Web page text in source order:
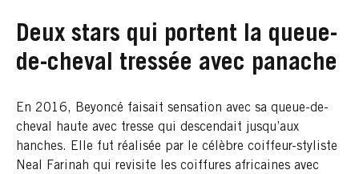
Deux stars qui portent la queue-
de-cheval tressée avec panache
En 2016, Beyoncé faisait sensation avec sa queue-de-
cheval haute avec tresse qui descendait jusqu’aux
hanches. Elle fut réalisée par le célèbre coiffeur-styliste
Neal Farinah qui revisite les coiffures africaines avec